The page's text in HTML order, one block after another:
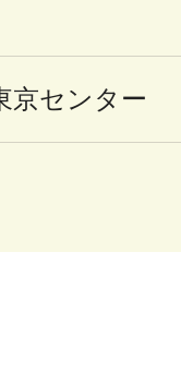
京センター